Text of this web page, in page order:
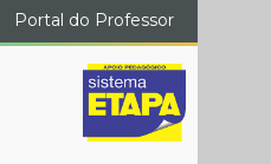
Portal do Professor